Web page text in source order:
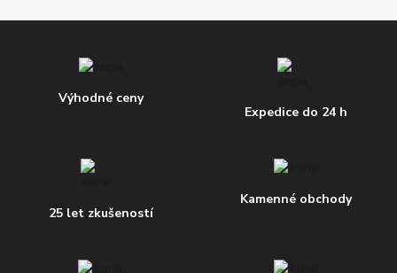
Výhodné ceny
Expedice do 24 h
25 let zkušeností
Kamenné obchody